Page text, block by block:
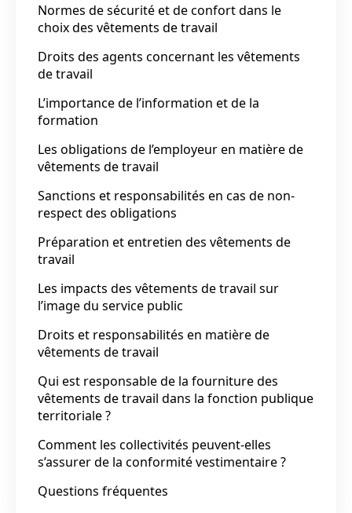
Normes de sécurité et de confort dans le
choix des vêtements de travail
Droits des agents concernant les vêtements
de travail
L’importance de l’information et de la
formation
Les obligations de l’employeur en matière de
vêtements de travail
Sanctions et responsabilités en cas de non-
respect des obligations
Préparation et entretien des vêtements de
travail
Les impacts des vêtements de travail sur
l’image du service public
Droits et responsabilités en matière de
vêtements de travail
Qui est responsable de la fourniture des
vêtements de travail dans la fonction publique
territoriale ?
Comment les collectivités peuvent-elles
s’assurer de la conformité vestimentaire ?
Questions fréquentes